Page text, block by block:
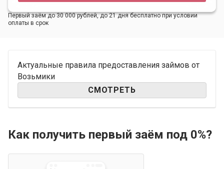
Первый заём до 30 000 рублей, до 21 дня бесплатно при условии
оплаты в срок
Актуальные правила предоставления займов от
Возьмики
СМОТРЕТЬ
Как получить первый заём под 0%?